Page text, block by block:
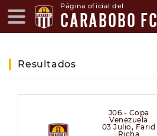
Página oficial del
CARABOBO FC
Resultados
J06 - Copa
Venezuela
03 Julio, Farid
Richa